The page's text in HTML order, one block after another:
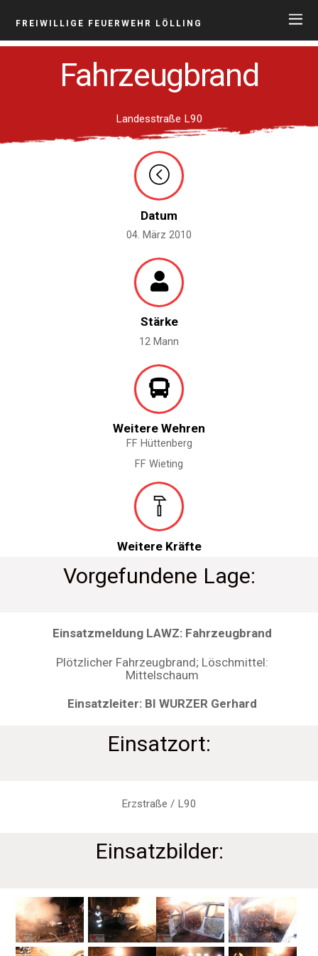
FREIWILLIGE FEUERWEHR LÖLLING
Fahrzeugbrand
Landesstraße L90
Datum
04. März 2010
Stärke
12 Mann
Weitere Wehren
FF Hüttenberg
FF Wieting
Weitere Kräfte
Vorgefundene Lage:
Einsatzmeldung LAWZ: Fahrzeugbrand
Plötzlicher Fahrzeugbrand; Löschmittel:
Mittelschaum
Einsatzleiter: BI WURZER Gerhard
Einsatzort:
Erzstraße / L90
Einsatzbilder: